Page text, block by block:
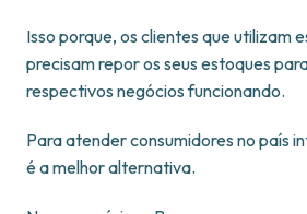
Isso porque, os clientes que utilizam
precisam repor os seus estoques
respectivos negócios funcionando.
Para atender consumidores no país
é a melhor alternativa.